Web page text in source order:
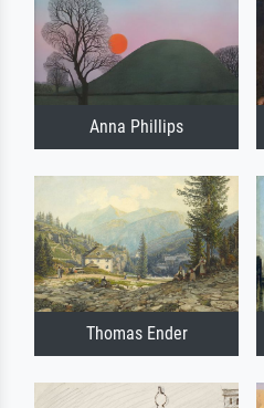
Anna Phillips
Thomas Ender